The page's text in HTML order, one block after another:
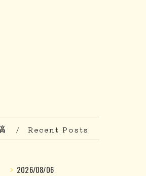
Recent Posts
2026/08/06